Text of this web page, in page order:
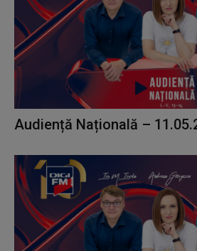
Audiență Națională –